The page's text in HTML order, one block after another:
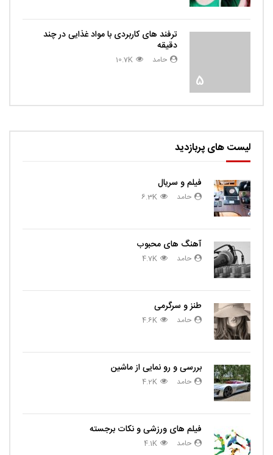
5
ترفند های کاربردی با مواد غذایی در چند
دقیقه
حامد 10.7K
لیست های پربازدید
فیلم و سریال
حامد 6.3K
آهنگ های محبوب
حامد 4.7K
طنز و سرگرمی
حامد 4.6K
بررسی و رو نمایی از ماشین
حامد 4.2K
فیلم های ورزشی و نکات برجسته
حامد 4.1K